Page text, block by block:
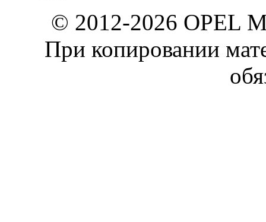
© 2012-2026 OPEL
При копировании